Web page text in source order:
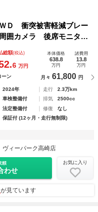
Ｄ 衝突被害軽減ブレー
囲カメラ 後席モニタ
脱警報 クリアランス
テアリングヒーター パ
００Ｗ ３眼ＬＥＤライ
総額(税込)
6 万円
本体価格
638.8
万円
諸費用
13.8
万円
ーン 月々 61,800 円
2024年 走行
2.3万km
車検整備付 排気
2500cc
法定整備付 修復
なし
保証付 (12ヶ月・走行無制限)
ィーパーク高崎店
頼
わせ
お気に入り
が見ています